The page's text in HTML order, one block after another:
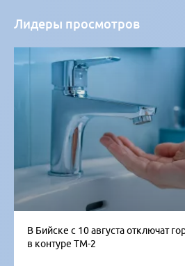
Лидеры просмотров
В Бийске с 10 августа отключат
в контуре ТМ-2